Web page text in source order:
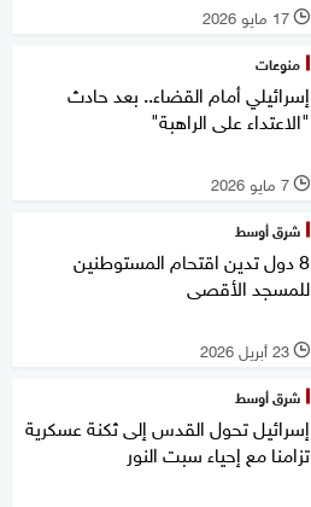
l 17 مايو 2026
منوعات
إسرائيلي أمام القضاء.. بعد حادث
"الاعتداء على الراهبة"
l 7 مايو 2026
شرق أوسط
8 دول تدين اقتحام المستوطنين
للمسجد الأقصى
l 23 أبريل 2026
شرق أوسط
إسرائيل تحول القدس إلى ثكنة عسكرية
تزامنا مع إحياء سبت النور